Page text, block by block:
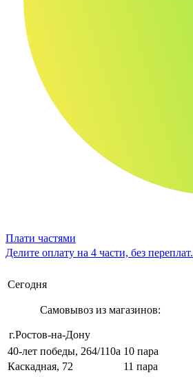
Плати частями
Делите оплату на 4 части, без переплат.
Сегодня
Самовывоз из магазинов:
г.Ростов-на-Дону
40-лет победы, 264/110а 10 пара
Каскадная, 72
11 пара